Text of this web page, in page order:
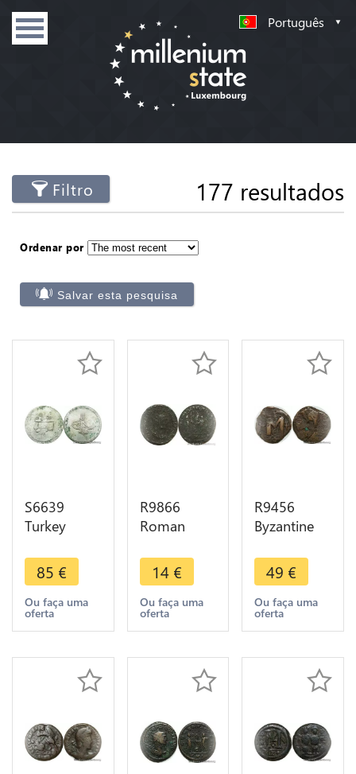
Português
Filtro 177 resultados
Ordenar por
Salvar esta pesquisa
S6639
Turkey
Mustafa III
1171 /86
Istanbul
Silver
85 €
Ou faça uma
oferta
R9866
Roman
Antoninien
Diocletien
284
Antioche
Make Offer
14 €
Ou faça uma
oferta
R9456
Byzantine
I AD 518
527
Constantinople
-> Make
49 €
Ou faça uma
oferta